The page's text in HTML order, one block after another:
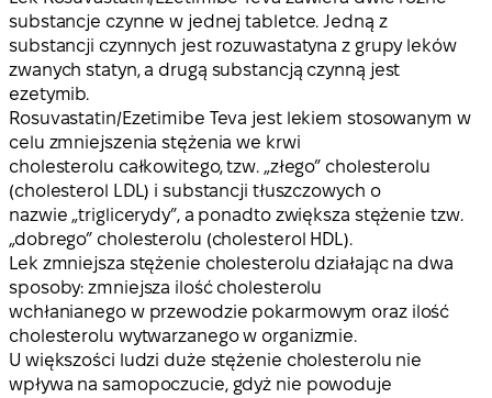
substancje czynne w jednej tabletce. Jedną z
substancji czynnych jest rozuwastatyna z grupy leków
zwanych statyn, a drugą substancją czynną jest
ezetymib.
Rosuvastatin/Ezetimibe Teva jest lekiem stosowanym w
celu zmniejszenia stężenia we krwi
cholesterolu całkowitego, tzw. „złego” cholesterolu
(cholesterol LDL) i substancji tłuszczowych o
nazwie „triglicerydy”, a ponadto zwiększa stężenie tzw.
„dobrego” cholesterolu (cholesterol HDL).
Lek zmniejsza stężenie cholesterolu działając na dwa
sposoby: zmniejsza ilość cholesterolu
wchłanianego w przewodzie pokarmowym oraz ilość
cholesterolu wytwarzanego w organizmie.
U większości ludzi duże stężenie cholesterolu nie
wpływa na samopoczucie, gdyż nie powoduje